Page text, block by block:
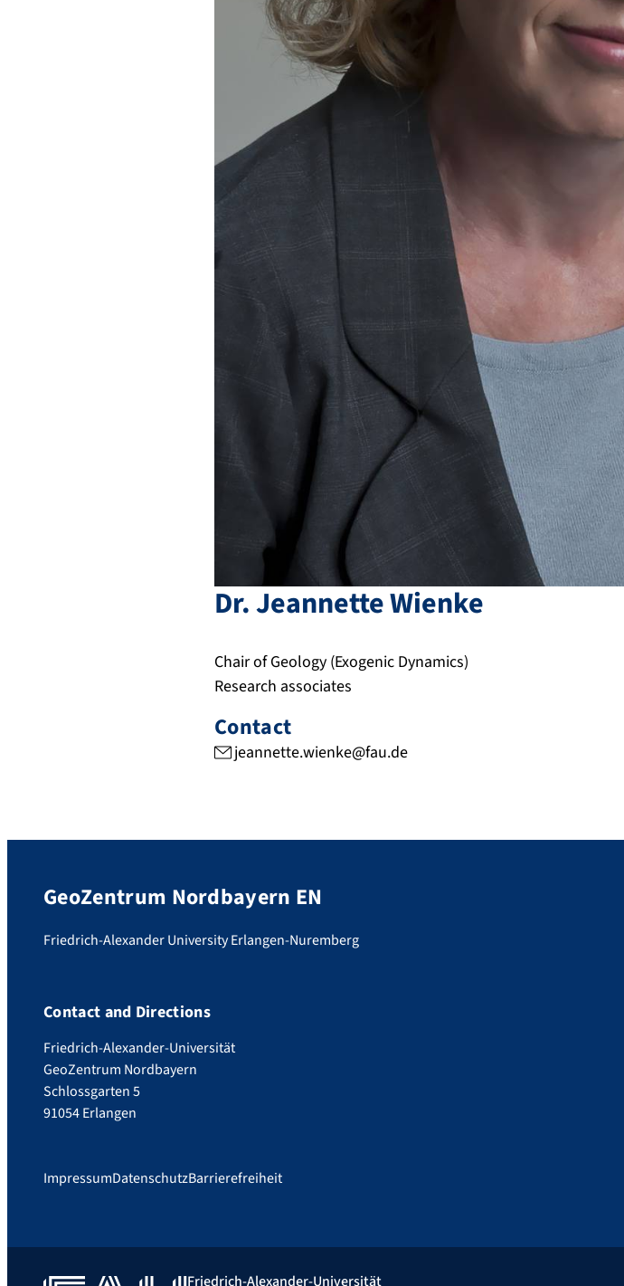
Dr.JeannetteWienke
Chair of Geology (Exogenic Dynamics)
Research associates
Contact
jeannette.wienke@fau.de
GeoZentrum Nordbayern EN
Friedrich-Alexander University Erlangen-Nuremberg
Contact and Directions
Friedrich-Alexander-Universität
GeoZentrum Nordbayern
Schlossgarten 5
91054 Erlangen
ImpressumDatenschutzBarrierefreiheit
Friedrich-Alexander-Universität